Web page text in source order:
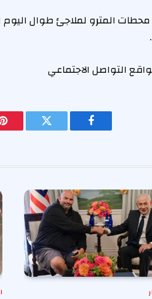
المترو لملاجئ طوال اليوم
التواصل الاجتماعي
فيسبوك تويتر